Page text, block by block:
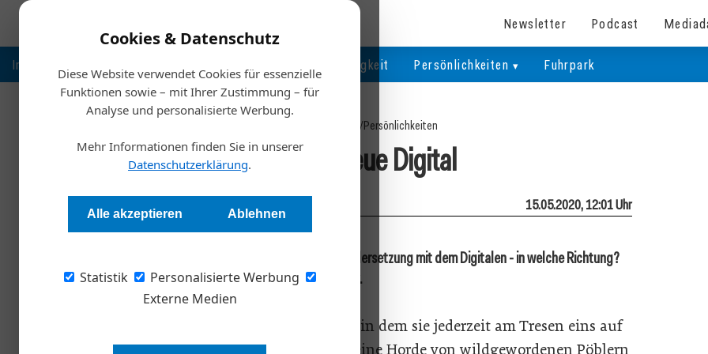
Cookies & Datenschutz
Diese Website verwendet Cookies für essenzielle
Funktionen sowie – mit Ihrer Zustimmung – für
Analyse und personalisierte Werbung.
Mehr Informationen finden Sie in unserer
Datenschutzerklärung.
Alle akzeptieren Ablehnen
Statistik
Personalisierte Werbung
Externe Medien
Newsletter Podcast
Inspiration Nachhaltigkeit Persönlichkeiten Fuhrpark
/Persönlichkeiten
Das neue Digital
Redaktion 15.05.2020, 12:01 Uhr
Die Coronakrise beschleunigt unsere Auseinandersetzung mit dem Digitalen - in welche Richtung?
Eine Analyse des Trendforschers Matthias Horx.
Würden sie ein Wirtshaus betreten, in dem sie jederzeit am Tresen eins auf
die Fresse bekommen können? Wo eine Horde von wildgewordenen Pöblern